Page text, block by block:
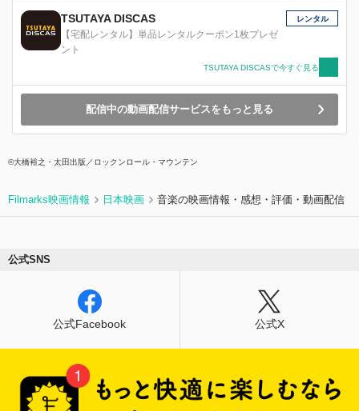
TSUTAYA DISCAS
【宅配レンタル】単品レンタルクーポン1枚プレゼ
ント
レンタル
TSUTAYA DISCASで今すぐ見る
配信中の動画配信サービスをもっと見る
©大橋裕之・太田出版／ロックンロール・マウンテン
Filmarks映画情報 日本映画 音楽の映画情報・感想・評価・動画配信
公式SNS
公式Facebook 公式X